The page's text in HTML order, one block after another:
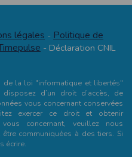
légales - Politique de
- Déclaration CNIL
de la loi "informatique et libertés"
d’un droit d’accès, de
vous concernant conservées
exercer ce droit et obtenir
concernant, veuillez nous
communiquées à des tiers. Si
écrire.